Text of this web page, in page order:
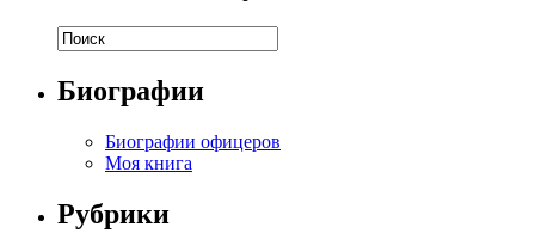
Биографии
Биографии офицеров
Моя книга
Рубрики